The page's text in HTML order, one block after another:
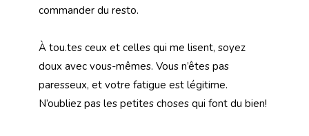
commander du resto.
À tou.tes ceux et celles qui me lisent, soyez
doux avec vous-mêmes. Vous n’êtes pas
paresseux, et votre fatigue est légitime.
N’oubliez pas les petites choses qui font du bien!